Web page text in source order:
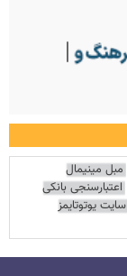
مبل مینیمال
اعتبارسنجی بانکی
سایت یوتوتایمز